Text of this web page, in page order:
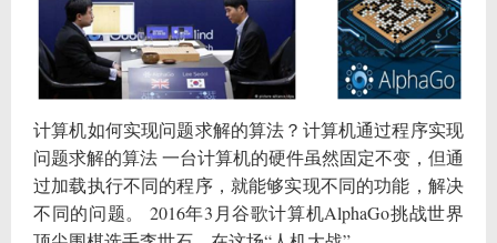
计算机如何实现问题求解的算法？计算机通过程序实现
问题求解的算法 一台计算机的硬件虽然固定不变，但通
过加载执行不同的程序，就能够实现不同的功能，解决
不同的问题。 2016年3月谷歌计算机AlphaGo挑战世界